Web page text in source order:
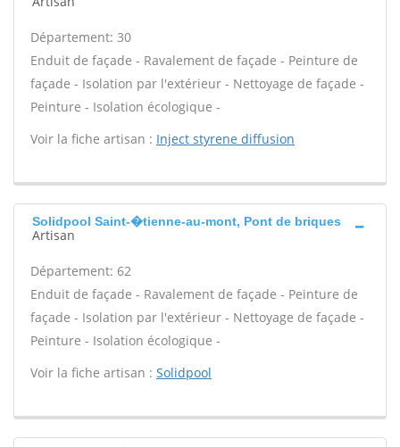
Département: 30
Enduit de façade - Ravalement de façade - Peinture de
façade - Isolation par l'extérieur - Nettoyage de façade -
Peinture - Isolation écologique -
Voir la fiche artisan : Inject styrene diffusion
Solidpool Saint-�tienne-au-mont, Pont de briques
Artisan
Département: 62
Enduit de façade - Ravalement de façade - Peinture de
façade - Isolation par l'extérieur - Nettoyage de façade -
Peinture - Isolation écologique -
Voir la fiche artisan : Solidpool